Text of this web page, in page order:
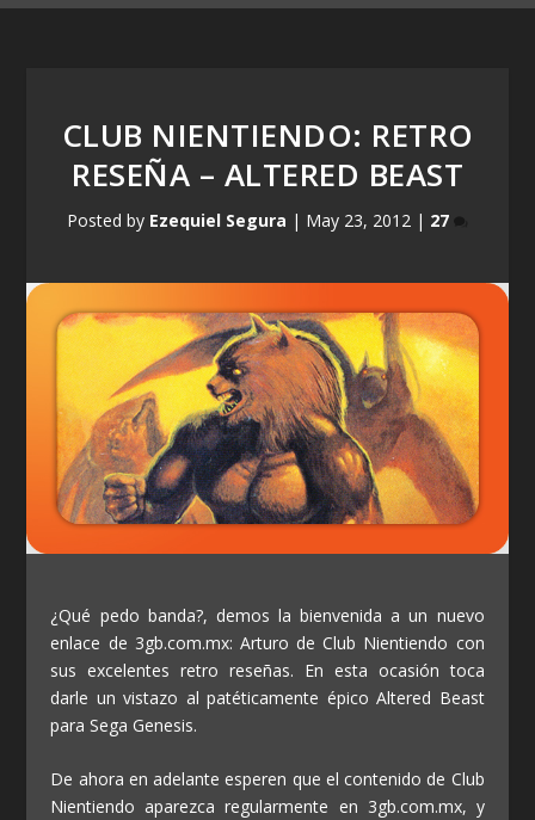
CLUB NIENTIENDO: RETRO
RESEÑA – ALTERED BEAST
Posted by Ezequiel Segura | May 23, 2012 | 27
¿Qué pedo banda?, demos la bienvenida a un nuevo
enlace de 3gb.com.mx: Arturo de Club Nientiendo con
sus excelentes retro reseñas. En esta ocasión toca
darle un vistazo al patéticamente épico Altered Beast
para Sega Genesis.
De ahora en adelante esperen que el contenido de Club
Nientiendo aparezca regularmente en 3gb.com.mx, y